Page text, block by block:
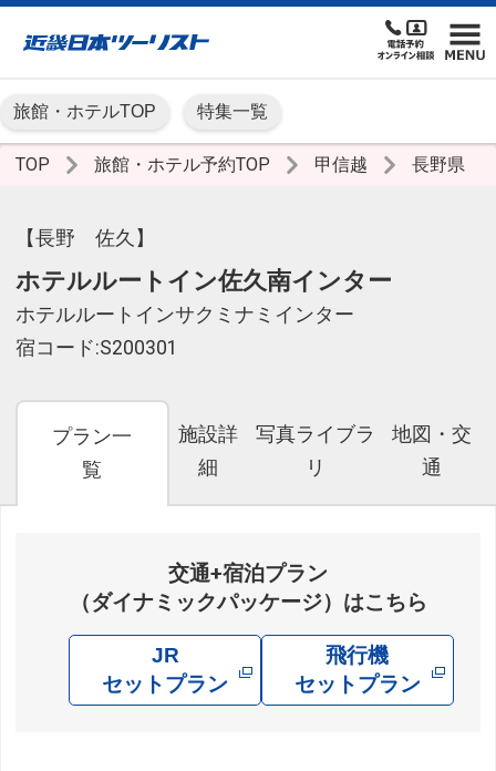
旅館・ホテルTOP 特集一覧
TOP 旅館・ホテル予約TOP 甲信越 長野県
【長野 佐久】
ホテルルートイン佐久南インター
ホテルルートインサクミナミインター
宿コード:S200301
プラン一
覧
施設詳
細
写真ライブラ
リ
地図・交
通
交通+宿泊プラン
（ダイナミックパッケージ）はこちら
JR
セットプラン
飛行機
セットプラン